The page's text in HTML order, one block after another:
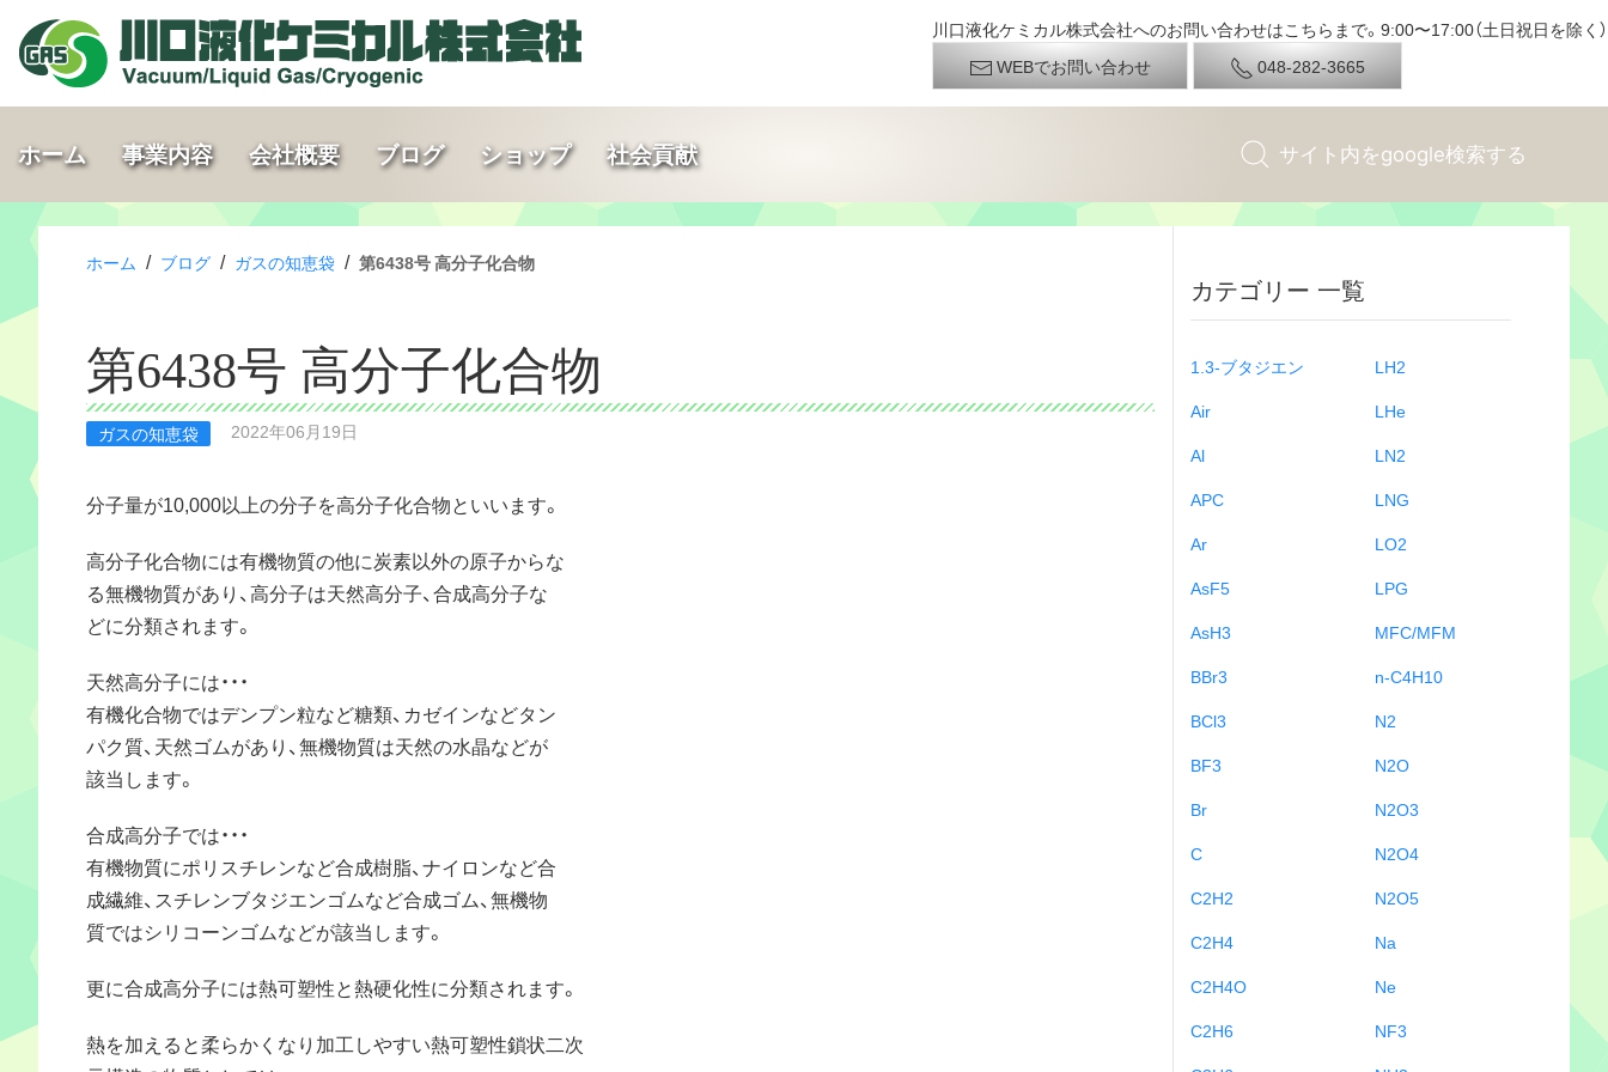
川口液化ケミカル株式会社へのお問い合わせはこちらまで。9:00〜17:00（土日祝日を除く）
WEBでお問い合わせ
048-282-3665
ホーム 事業内容 会社概要 ブログ ショップ 社会貢献
ホーム / ブログ / ガスの知恵袋 / 第6438号 高分子化合物
第6438号 高分子化合物
ガスの知恵袋 2022年06月19日
分子量が10,000以上の分子を高分子化合物といいます。
高分子化合物には有機物質の他に炭素以外の原子からな
る無機物質があり、高分子は天然高分子、合成高分子な
どに分類されます。
天然高分子には・・・
有機化合物ではデンプン粒など糖類、カゼインなどタン
パク質、天然ゴムがあり、無機物質は天然の水晶などが
該当します。
合成高分子では・・・
有機物質にポリスチレンなど合成樹脂、ナイロンなど合
成繊維、スチレンブタジエンゴムなど合成ゴム、無機物
質ではシリコーンゴムなどが該当します。
更に合成高分子には熱可塑性と熱硬化性に分類されます。
熱を加えると柔らかくなり加工しやすい熱可塑性鎖状二次
カテゴリー 一覧
1.3-ブタジエン
Air
Al
APC
Ar
AsF5
AsH3
BBr3
BCl3
BF3
Br
C
C2H2
C2H4
C2H4O
C2H6
LH2
LHe
LN2
LNG
LO2
LPG
MFC/MFM
n-C4H10
N2
N2O
N2O3
N2O4
N2O5
Na
Ne
NF3